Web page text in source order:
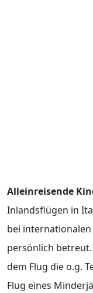
Alleinreisende
Inlandsflügen in
bei internationalen
persönlich betreut.
dem Flug die o.g.
Flug eines